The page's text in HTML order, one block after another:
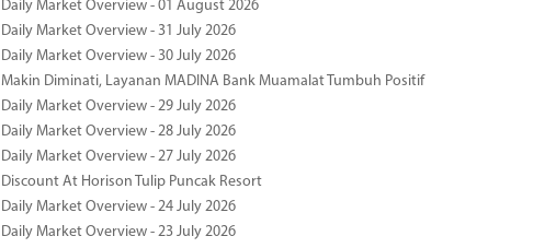
Daily Market Overview - 01 August 2026
Daily Market Overview - 31 July 2026
Daily Market Overview - 30 July 2026
Makin Diminati, Layanan MADINA Bank Muamalat Tumbuh Positif
Daily Market Overview - 29 July 2026
Daily Market Overview - 28 July 2026
Daily Market Overview - 27 July 2026
Discount At Horison Tulip Puncak Resort
Daily Market Overview - 24 July 2026
Daily Market Overview - 23 July 2026